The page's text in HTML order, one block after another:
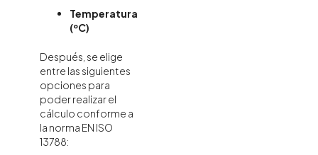
Temperatura
(ºC)
Después, se elige
entre las siguientes
opciones para
poder realizar el
cálculo conforme a
la norma EN ISO
13788: